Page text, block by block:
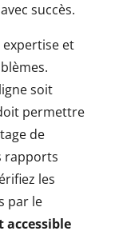
succès.
expertise et
soit
permettre
de
rapports
les
par le